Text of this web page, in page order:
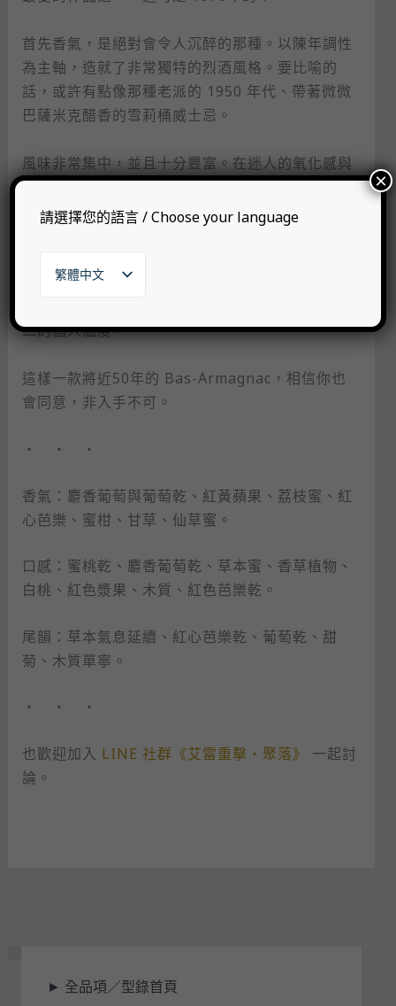
首先香氣，是絕對會令人沉醉的那種。以陳年調性
為主軸，造就了非常獨特的烈酒風格。要比喻的
話，或許有點像那種老派的 1950 年代、帶著微微
巴薩米克醋香的雪莉桶威士忌。
風味非常集中，並且十分豐富。在迷人的氧化感與
堅果調性之上，還有豐沛的果味、拋光木質、清
漆、菸草、蠟感……我們可以這樣一直不停列下去，
酒標由我們的業務經理 Jef 手寫而成。雖說不是標
二的個人溫度。
這樣一款將近50年的 Bas-Armagnac，相信你也
會同意，非入手不可。
・ ・ ・
香氣：麝香葡萄與葡萄乾、紅黃蘋果、荔枝蜜、紅
心芭樂、蜜柑、甘草、仙草蜜。
口感：蜜桃乾、麝香葡萄乾、草本蜜、香草植物、
白桃、紅色漿果、木質、紅色芭樂乾。
尾韻：草本氣息延續、紅心芭樂乾、葡萄乾、甜
菊、木質單寧。
・ ・ ・
也歡迎加入 LINE 社群《艾雷重擊・聚落》
一起討
論。
► 全品項／型錄首頁
請選擇您的語言 / Choose your language
繁體中文
English
한국어
×